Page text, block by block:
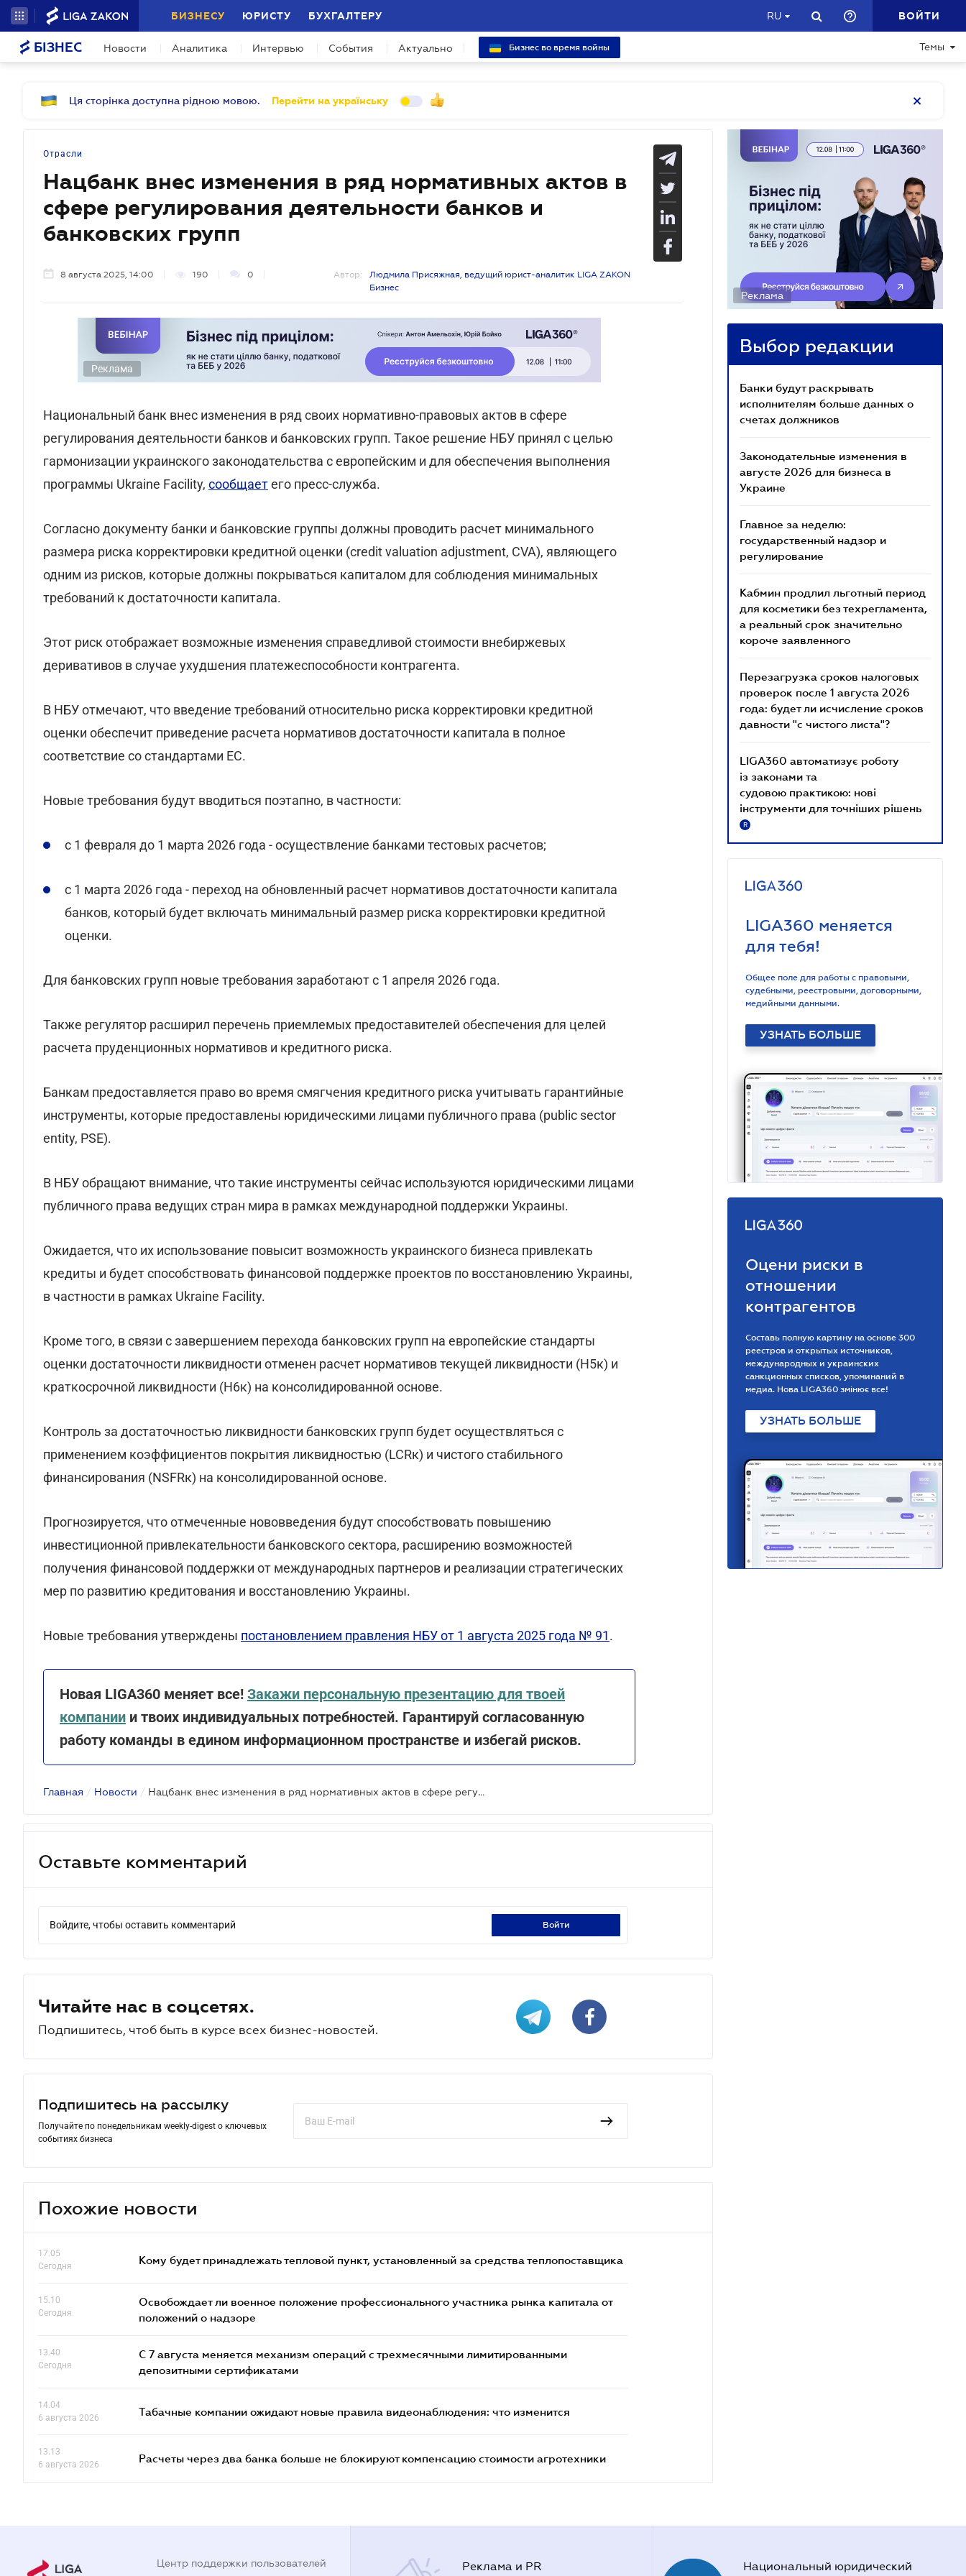
БИЗНЕСУ ЮРИСТУ БУХГАЛТЕРУ RU ВОЙТИ
БІЗНЕС Новости Аналитика Интервью События Актуально Бизнес во время войны Темы
Ця сторінка доступна рідною мовою. Перейти на українську
Отрасли
Нацбанк внес изменения в ряд нормативных актов в
сфере регулирования деятельности банков и
банковских групп
8 августа 2025, 14:00 190 0 Автор:
Людмила Присяжная, ведущий юрист-аналитик LIGA ZAKON
Бизнес
Реклама
Национальный банк внес изменения в ряд своих нормативно-правовых актов в сфере
регулирования деятельности банков и банковских групп. Такое решение НБУ принял с целью
гармонизации украинского законодательства с европейским и для обеспечения выполнения
программы Ukraine Facility, сообщаетего пресс-служба.
Согласно документу банки и банковские группы должны проводить расчет минимального
размера риска корректировки кредитной оценки (сredit valuation adjustment, CVA), являющего
одним из рисков, которые должны покрываться капиталом для соблюдения минимальных
требований к достаточности капитала.
Этот риск отображает возможные изменения справедливой стоимости внебиржевых
деривативов в случае ухудшения платежеспособности контрагента.
В НБУ отмечают, что введение требований относительно риска корректировки кредитной
оценки обеспечит приведение расчета нормативов достаточности капитала в полное
соответствие со стандартами ЕС.
Новые требования будут вводиться поэтапно, в частности:
с 1 февраля до 1 марта 2026 года - осуществление банками тестовых расчетов;
с 1 марта 2026 года - переход на обновленный расчет нормативов достаточности капитала
банков, который будет включать минимальный размер риска корректировки кредитной
оценки.
Для банковских групп новые требования заработают с 1 апреля 2026 года.
Также регулятор расширил перечень приемлемых предоставителей обеспечения для целей
расчета пруденционных нормативов и кредитного риска.
Банкам предоставляется право во время смягчения кредитного риска учитывать гарантийные
инструменты, которые предоставлены юридическими лицами публичного права (public sector
entity, PSE).
В НБУ обращают внимание, что такие инструменты сейчас используются юридическими лицами
публичного права ведущих стран мира в рамках международной поддержки Украины.
Ожидается, что их использование повысит возможность украинского бизнеса привлекать
кредиты и будет способствовать финансовой поддержке проектов по восстановлению Украины,
в частности в рамках Ukraine Facility.
Кроме того, в связи с завершением перехода банковских групп на европейские стандарты
оценки достаточности ликвидности отменен расчет нормативов текущей ликвидности (Н5к) и
краткосрочной ликвидности (Н6к) на консолидированной основе.
Контроль за достаточностью ликвидности банковских групп будет осуществляться с
применением коэффициентов покрытия ликвидностью (LCRк) и чистого стабильного
финансирования (NSFRк) на консолидированной основе.
Прогнозируется, что отмеченные нововведения будут способствовать повышению
инвестиционной привлекательности банковского сектора, расширению возможностей
получения финансовой поддержки от международных партнеров и реализации стратегических
мер по развитию кредитования и восстановлению Украины.
Новые требования утверждены постановлением правления НБУ от 1 августа 2025 года № 91.
Новая LIGA360 меняет все! Закажи персональную презентацию для твоей
компании и твоих индивидуальных потребностей. Гарантируй согласованную
работу команды в едином информационном пространстве и избегай рисков.
Главная / Новости / Нацбанк внес изменения в ряд нормативных актов в сфере регулирования деятельности банков и банковских групп
Оставьте комментарий
Войдите, чтобы оставить комментарий войти
Читайте нас в соцсетях.
Подпишитесь, чтоб быть в курсе всех бизнес-новостей.
Подпишитесь на рассылку
Получайте по понедельникам weekly-digest о ключевых
событиях бизнеса
Похожие новости
17.05
Сегодня
Кому будет принадлежать тепловой пункт, установленный за средства теплопоставщика
15.10
Сегодня
Освобождает ли военное положение профессионального участника рынка капитала от
положений о надзоре
13.40
Сегодня
С 7 августа меняется механизм операций с трехмесячными лимитированными
депозитными сертификатами
14.04
6 августа 2026
Табачные компании ожидают новые правила видеонаблюдения: что изменится
13.13
6 августа 2026
Расчеты через два банка больше не блокируют компенсацию стоимости агротехники
Реклама
Выбор редакции
Банки будут раскрывать
исполнителям больше данных о
счетах должников
Законодательные изменения в
августе 2026 для бизнеса в
Украине
Главное за неделю:
государственный надзор и
регулирование
Кабмин продлил льготный период
для косметики без техрегламента,
а реальный срок значительно
короче заявленного
Перезагрузка сроков налоговых
проверок после 1 августа 2026
года: будет ли исчисление сроков
давности "с чистого листа"?
LIGA360 автоматизує роботу
із законами та
судовою практикою: нові
інструменти для точніших рішень
R
LIGA360 меняется
для тебя!
Общее поле для работы с правовыми,
судебными, реестровыми, договорными,
медийными данными.
УЗНАТЬ БОЛЬШЕ
Оцени риски в
отношении
контрагентов
Составь полную картину на основе 300
реестров и открытых источников,
международных и украинских
санкционных списков, упоминаний в
медиа. Нова LIGA360 змінює все!
УЗНАТЬ БОЛЬШЕ
Центр поддержки пользователей Реклама и PR Национальный юридический